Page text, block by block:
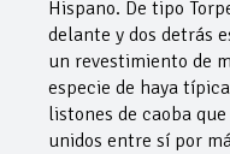
Hispano. De tipo
delante y dos detrás
un revestimiento de
especie de haya
listones de caoba
unidos entre sí por